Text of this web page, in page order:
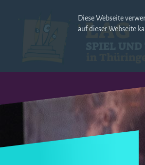
Diese Webseite
auf dieser Webseite